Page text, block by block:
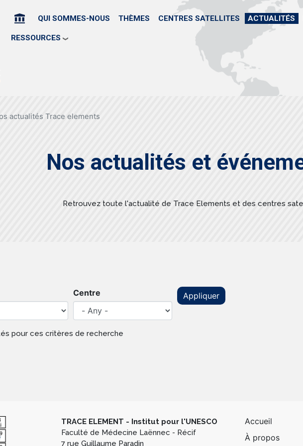
Skip
to
main
HOME QUI SOMMES-NOUS THÈMES CENTRES SATELLITES ACTUALITÉS
RESSOURCES
actualités Trace elements
Nos actualités et
Retrouvez toute l'actualité de Trace Elements et des centres
Centre Appliquer
pour ces critères de recherche
TRACE ELEMENT - Institut pour l'UNESCO
Faculté de Médecine Laënnec - Récif
7 rue Guillaume Paradin
Pied de
Accueil
À propos